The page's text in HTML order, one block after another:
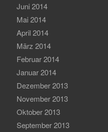
Juni 2014
Mai 2014
April 2014
März 2014
Februar 2014
Januar 2014
Dezember 2013
November 2013
Oktober 2013
September 2013